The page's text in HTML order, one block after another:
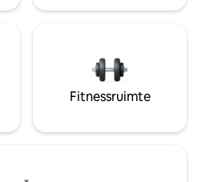
Fitnessruimte